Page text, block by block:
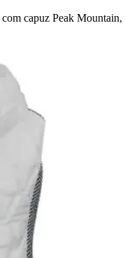
capuz Peak Mountain,